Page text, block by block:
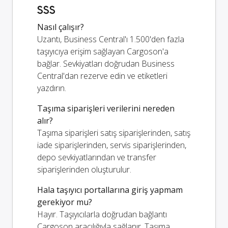
SSS
Nasıl çalışır?
Uzantı, Business Central'ı 1.500'den fazla
taşıyıcıya erişim sağlayan Cargoson'a
bağlar. Sevkiyatları doğrudan Business
Central'dan rezerve edin ve etiketleri
yazdırın.
Taşıma siparişleri verilerini nereden
alır?
Taşıma siparişleri satış siparişlerinden, satış
iade siparişlerinden, servis siparişlerinden,
depo sevkiyatlarından ve transfer
siparişlerinden oluşturulur.
Hala taşıyıcı portallarına giriş yapmam
gerekiyor mu?
Hayır. Taşıyıcılarla doğrudan bağlantı